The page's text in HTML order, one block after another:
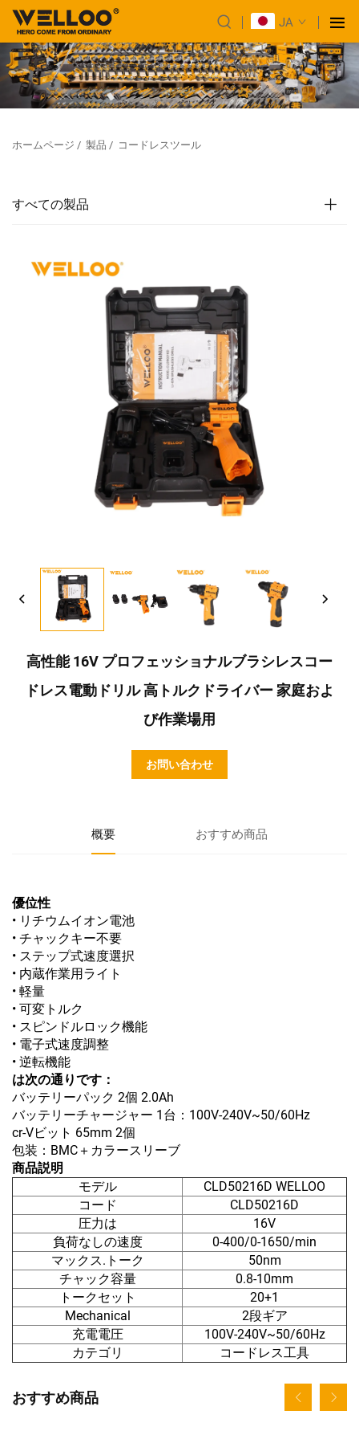
JA
ホームページ / 製品 / コードレスツール
すべての製品
高性能 16V プロフェッショナルブラシレスコー
ドレス電動ドリル 高トルクドライバー 家庭およ
び作業場用
お問い合わせ
概要 おすすめ商品
優位性
• リチウムイオン電池
• チャックキー不要
• ステップ式速度選択
• 内蔵作業用ライト
• 軽量
• 可変トルク
• スピンドルロック機能
• 電子式速度調整
• 逆転機能
は次の通りです：
バッテリーパック 2個 2.0Ah
バッテリーチャージャー 1台：100V-240V~50/60Hz
cr-Vビット 65mm 2個
包装：BMC＋カラースリーブ
商品説明
モデル
CLD50216D WELLOO
コード
CLD50216D
圧力は
16V
負荷なしの速度
0-400/0-1650/min
マックス.トーク
50nm
チャック容量
0.8-10mm
トークセット
20+1
Mechanical
2段ギア
充電電圧
100V-240V~50/60Hz
カテゴリ
コードレス工具
おすすめ商品